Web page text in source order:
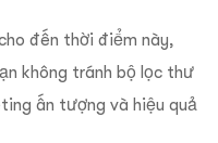
đến thời điểm này,
không tránh bộ lọc thư
ấn tượng và hiệu quả